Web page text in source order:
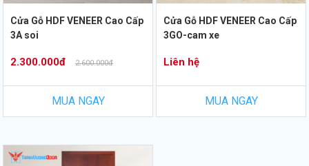
Cửa Gỗ HDF VENEER Cao Cấp
3A soi
2.300.000đ 2.600.000đ
MUA NGAY
Cửa Gỗ HDF VENEER Cao Cấp
3GO-cam xe
Liên hệ
MUA NGAY